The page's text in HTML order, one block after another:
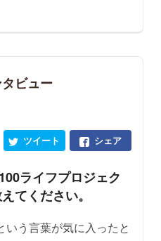
ビュー
シェア
ツイート
ライフプロジェク
てください。
という言葉が気に入ったと